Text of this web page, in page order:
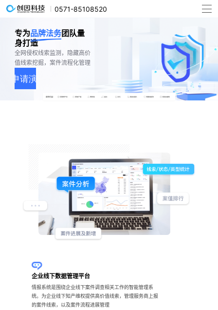
0571-85108520
专为品牌法务团队量
身打造
全网侵权线索监测，隐藏高价
值线索挖掘，案件流程化管理
企业线下数据管理平台
情报系统是围绕企业线下案件调查相关工作的智能管理系
统。为企业线下知产维权提供高价值线索，管理服务商上报
的案件线索，以及案件流程进展管理